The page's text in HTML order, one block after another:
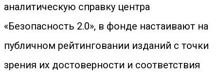
аналитическую справку центра
«Безопасность 2.0», в фонде настаивают на
публичном рейтинговании изданий с точки
зрения их достоверности и соответствия